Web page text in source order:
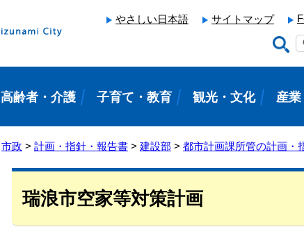
やさしい日本語 サイトマップ
高齢者・介護 子育て・教育 観光・文化 産
市政 > 計画・指針・報告書 > 建設部 > 都市計画課所管の計画・
瑞浪市空家等対策計画